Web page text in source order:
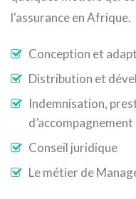
l'assurance en Afrique.
Conception et
Distribution et
Indemnisation,
d’accompagnement
Conseil juridique
Le métier de